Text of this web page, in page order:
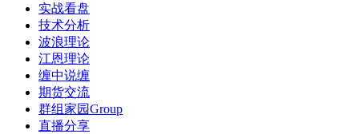
实战看盘
技术分析
波浪理论
江恩理论
缠中说缠
期货交流
群组家园Group
直播分享